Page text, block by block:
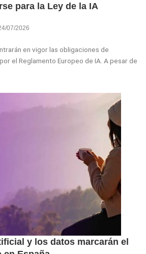
para la Ley de la IA
07/2026
en vigor las obligaciones de
el Reglamento Europeo de IA. A pesar de
y los datos marcarán el